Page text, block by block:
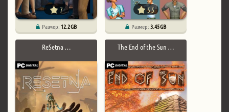
7
Размер: 12.2 GB
5.5
Размер:3.45 GB
ReSetna … The End of the Sun …